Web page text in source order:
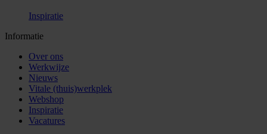
Inspiratie
Informatie
Over ons
Werkwijze
Nieuws
Vitale (thuis)werkplek
Webshop
Inspiratie
Vacatures